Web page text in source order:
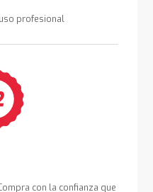
profesional
con la confianza que